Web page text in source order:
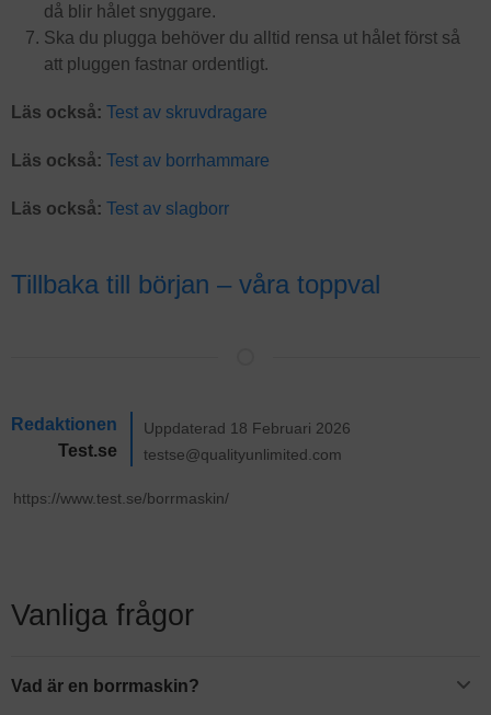
då blir hålet snyggare.
Ska du plugga behöver du alltid rensa ut hålet först så
att pluggen fastnar ordentligt.
Läs också: Test av skruvdragare
Läs också: Test av borrhammare
Läs också: Test av slagborr
Tillbaka till början – våra toppval
Redaktionen
Test.se
Uppdaterad 18 Februari 2026
testse@qualityunlimited.com
Vanliga frågor
Vad är en borrmaskin?